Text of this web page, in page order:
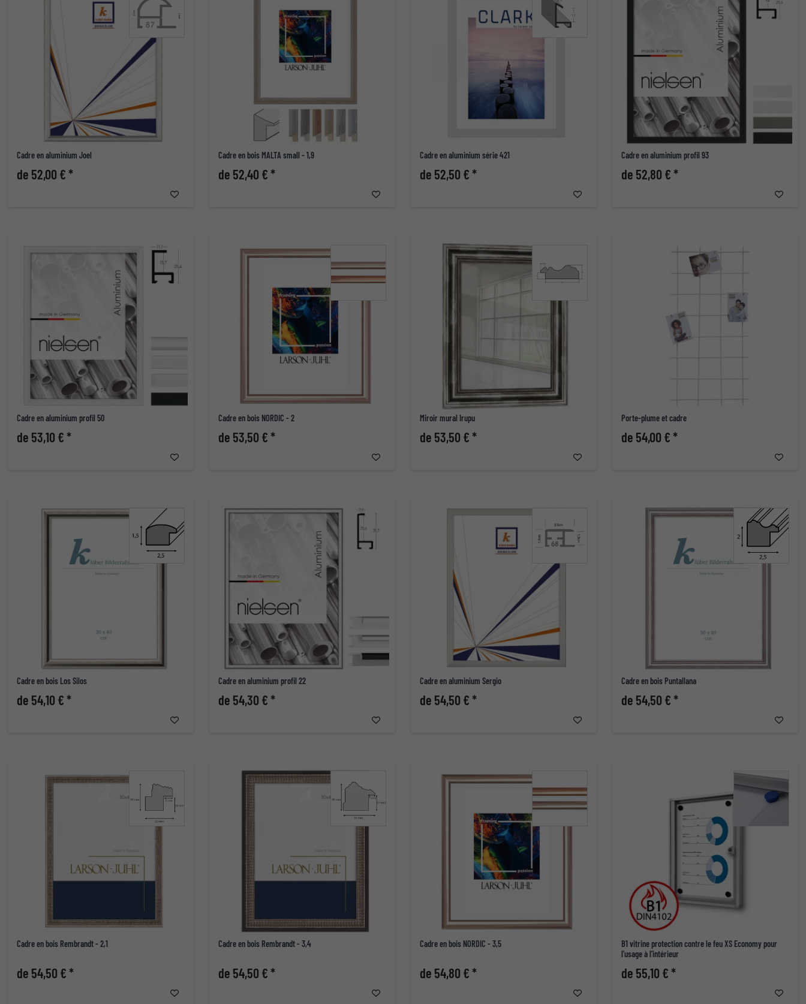
Cadre en aluminium Joel
de 52,00 € *
Cadre en bois MALTA small - 1,9
de 52,40 € *
Cadre en aluminium série 421
de 52,50 € *
Cadre en aluminium profil 93
de 52,80 € *
Cadre en aluminium profil 50
de 53,10 € *
Cadre en bois NORDIC - 2
de 53,50 € *
Miroir mural Irupu
de 53,50 € *
Porte-plume et cadre
de 54,00 € *
Cadre en bois Los Silos
de 54,10 € *
Cadre en aluminium profil 22
de 54,30 € *
Cadre en aluminium Sergio
de 54,50 € *
Cadre en bois Puntallana
de 54,50 € *
Cadre en bois Rembrandt - 2,1
de 54,50 € *
Cadre en bois Rembrandt - 3,4
de 54,50 € *
Cadre en bois NORDIC - 3,5
de 54,80 € *
B1 vitrine protection contre le feu XS Economy pour
l'usage à l'intérieur
de 55,10 € *